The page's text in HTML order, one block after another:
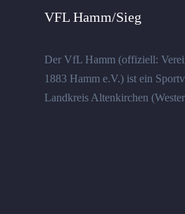
VFL Hamm/Sieg
Der VfL Hamm (offiziell:
1883 Hamm e.V.) ist ein
Landkreis Altenkirchen